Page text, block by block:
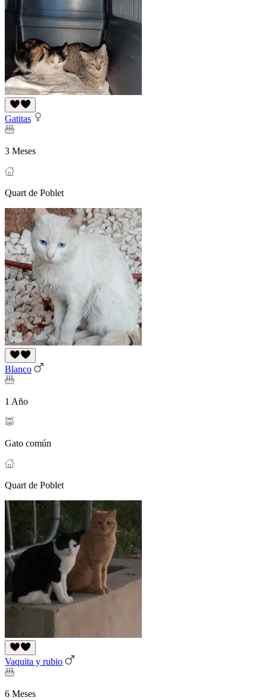
Gatitas
3 Meses
Quart de Poblet
Blanco
1 Año
Gato común
Quart de Poblet
Vaquita y rubio
6 Meses